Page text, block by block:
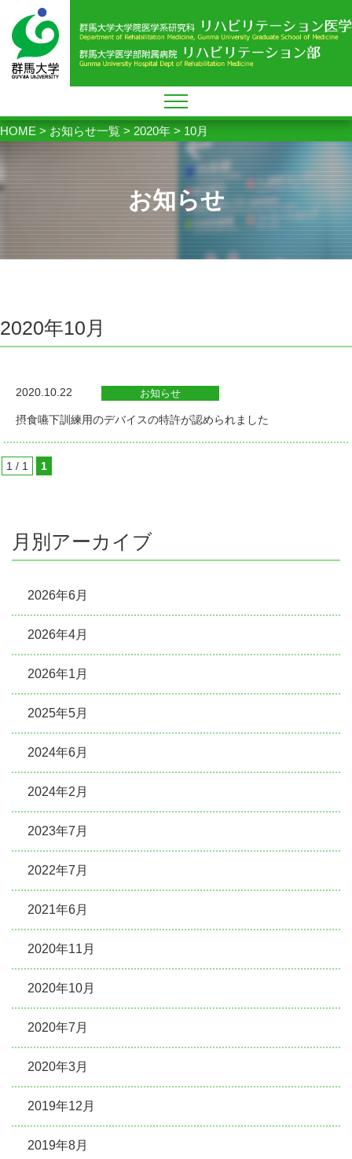
HOME > お知らせ一覧 > 2020年 > 10月
お知らせ
2020年10月
2020.10.22 お知らせ
摂食嚥下訓練用のデバイスの特許が認められました
1 / 1 1
月別アーカイブ
2026年6月
2026年4月
2026年1月
2025年5月
2024年6月
2024年2月
2023年7月
2022年7月
2021年6月
2020年11月
2020年10月
2020年7月
2020年3月
2019年12月
2019年8月